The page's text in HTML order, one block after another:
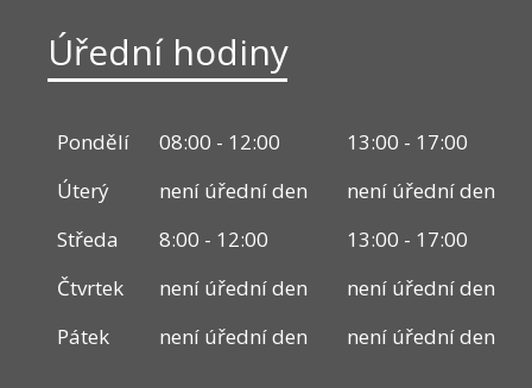
Úřední hodiny
Pondělí 08:00 - 12:00
13:00 - 17:00
Úterý
není úřední den
není úřední den
Středa
8:00 - 12:00
13:00 - 17:00
Čtvrtek
není úřední den
není úřední den
Pátek
není úřední den není úřední den